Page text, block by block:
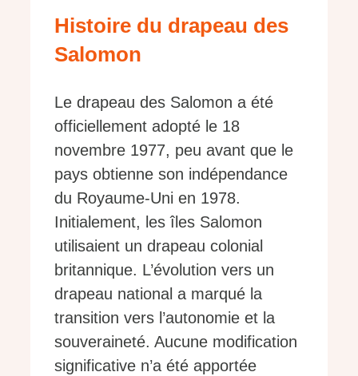
Histoire du drapeau des
Salomon
Le drapeau des Salomon a été
officiellement adopté le 18
novembre 1977, peu avant que le
pays obtienne son indépendance
du Royaume-Uni en 1978.
Initialement, les îles Salomon
utilisaient un drapeau colonial
britannique. L’évolution vers un
drapeau national a marqué la
transition vers l’autonomie et la
souveraineté. Aucune modification
significative n’a été apportée